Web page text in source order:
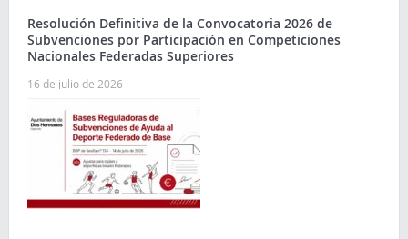
Resolución Definitiva de la Convocatoria 2026 de
Subvenciones por Participación en Competiciones
Nacionales Federadas Superiores
16 de julio de 2026